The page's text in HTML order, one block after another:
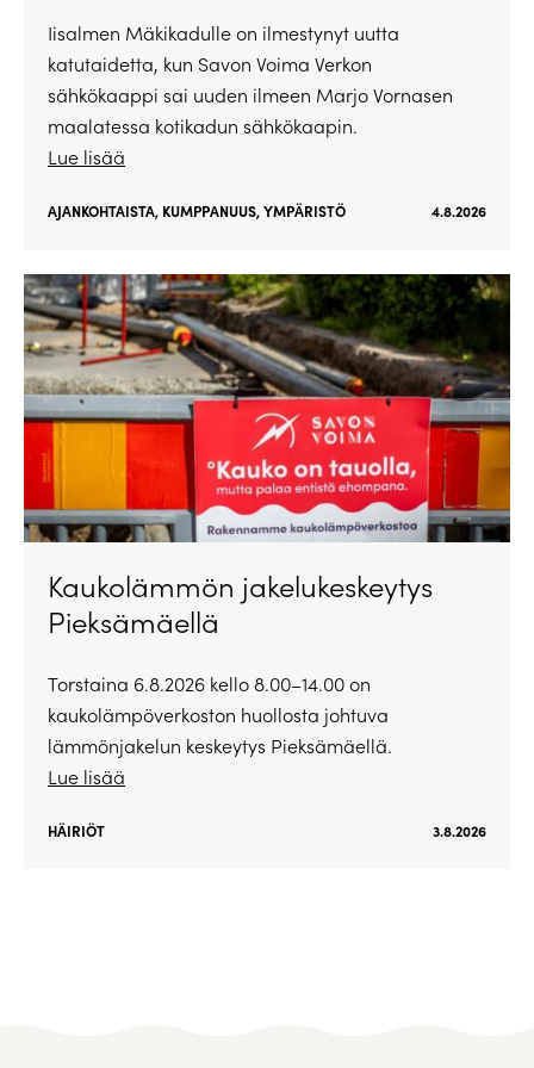
Iisalmen Mäkikadulle on ilmestynyt uutta
katutaidetta, kun Savon Voima Verkon
sähkökaappi sai uuden ilmeen Marjo Vornasen
maalatessa kotikadun sähkökaapin.
Lue lisää
AJANKOHTAISTA, KUMPPANUUS,YMPÄRISTÖ 4.8.2026
Kaukolämmön jakelukeskeytys
Pieksämäellä
Torstaina 6.8.2026 kello 8.00–14.00 on
kaukolämpöverkoston huollosta johtuva
lämmönjakelun keskeytys Pieksämäellä.
Lue lisää
HÄIRIÖT 3.8.2026